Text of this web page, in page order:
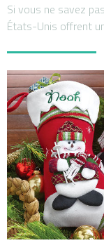
Si vous ne savez
États-Unis offrent